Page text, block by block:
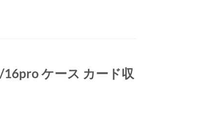
ケース カード収